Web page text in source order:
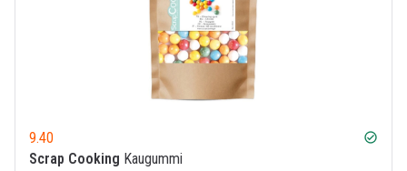
9.40 check_circle
Scrap Cooking Kaugummi